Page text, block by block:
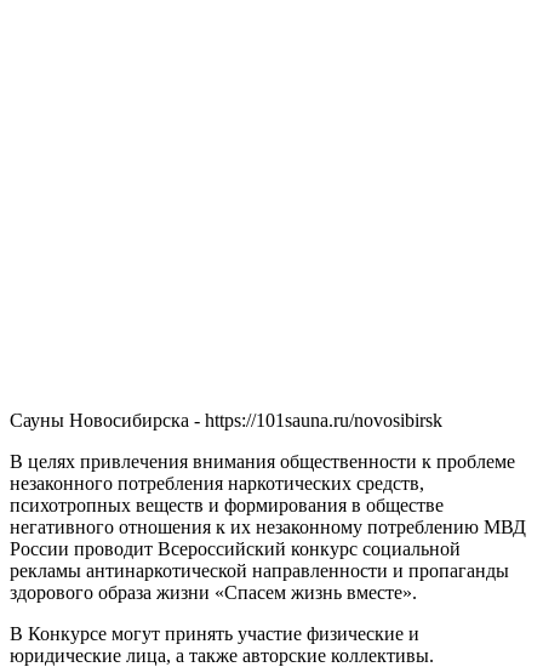
Сауны Новосибирска - https://101sauna.ru/novosibirsk
В целях привлечения внимания общественности к проблеме
незаконного потребления наркотических средств,
психотропных веществ и формирования в обществе
негативного отношения к их незаконному потреблению МВД
России проводит Всероссийский конкурс социальной
рекламы антинаркотической направленности и пропаганды
здорового образа жизни «Спасем жизнь вместе».
В Конкурсе могут принять участие физические и
юридические лица, а также авторские коллективы.